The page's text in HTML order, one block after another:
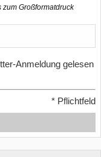
zum Großformatdruck
Anmeldung gelesen
* Pflichtfeld